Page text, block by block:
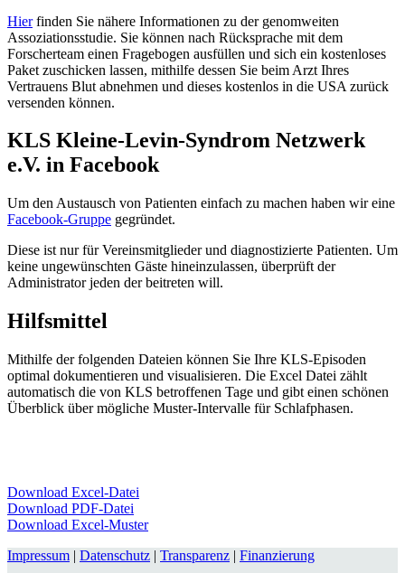
Hierfinden Sie nähere Informationen zu der genomweiten
Assoziationsstudie. Sie können nach Rücksprache mit dem
Forscherteam einen Fragebogen ausfüllen und sich ein kostenloses
Paket zuschicken lassen, mithilfe dessen Sie beim Arzt Ihres
Vertrauens Blut abnehmen und dieses kostenlos in die USA zurück
versenden können.
KLS Kleine-Levin-Syndrom Netzwerk
e.V. in Facebook
Um den Austausch von Patienten einfach zu machen haben wir eine
Facebook-Gruppe gegründet.
Diese ist nur für Vereinsmitglieder und diagnostizierte Patienten. Um
keine ungewünschten Gäste hineinzulassen, überprüft der
Administrator jeden der beitreten will.
Hilfsmittel
Mithilfe der folgenden Dateien können Sie Ihre KLS-Episoden
optimal dokumentieren und visualisieren. Die Excel Datei zählt
automatisch die von KLS betroffenen Tage und gibt einen schönen
Überblick über mögliche Muster-Intervalle für Schlafphasen.
Download Excel-Datei
Download PDF-Datei
Download Excel-Muster
Impressum | Datenschutz | Transparenz | Finanzierung